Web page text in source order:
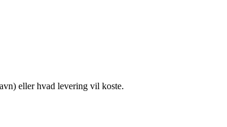
eller hvad levering vil koste.